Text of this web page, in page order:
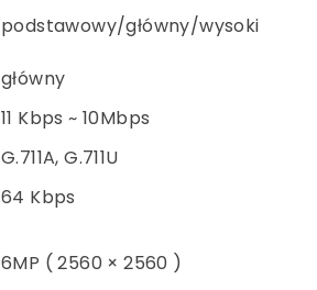
podstawowy/główny/wysoki
główny
11 Kbps ~ 10Mbps
G.711A, G.711U
64 Kbps
6MP ( 2560 × 2560 )